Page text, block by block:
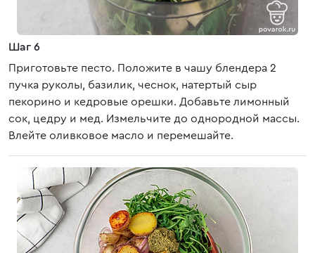
Шаг 6
Приготовьте песто. Положите в чашу блендера 2
пучка руколы, базилик, чеснок, натертый сыр
пекорино и кедровые орешки. Добавьте лимонный
сок, цедру и мед. Измельчите до однородной массы.
Влейте оливковое масло и перемешайте.